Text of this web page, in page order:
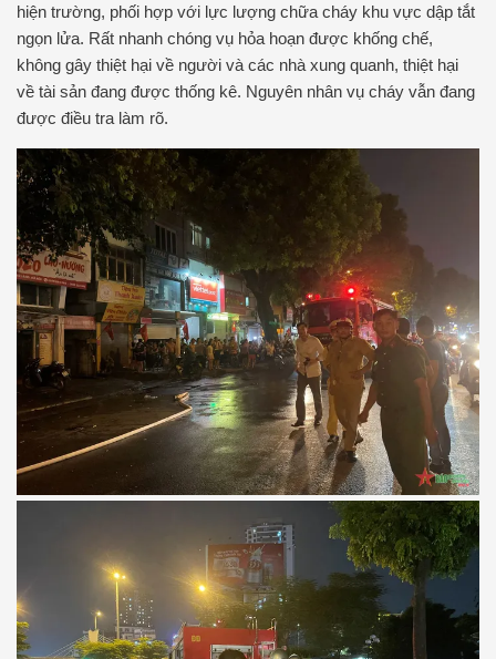
hiện trường, phối hợp với lực lượng chữa cháy khu vực dập tắt
ngọn lửa. Rất nhanh chóng vụ hỏa hoạn được khống chế,
không gây thiệt hại về người và các nhà xung quanh, thiệt hại
về tài sản đang được thống kê. Nguyên nhân vụ cháy vẫn đang
được điều tra làm rõ.